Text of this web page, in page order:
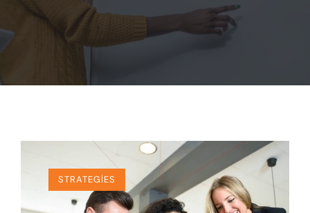
STRATEGIES